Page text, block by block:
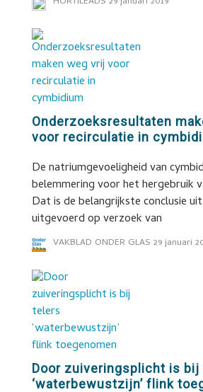
Onderzoeksresultaten
voor recirculatie in
De natriumgevoeligheid van
belemmering voor het hergebruik
Dat is de belangrijkste conclusie
uitgevoerd op verzoek van
VAKBLAD ONDER GLAS 29 januari
Door zuiveringsplicht is
‘waterbewustzijn’ flink